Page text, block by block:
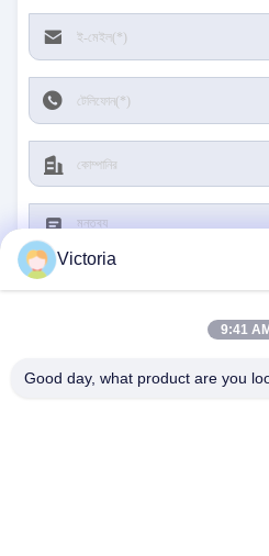
Victoria
9:41 AM
Good day, what product are you